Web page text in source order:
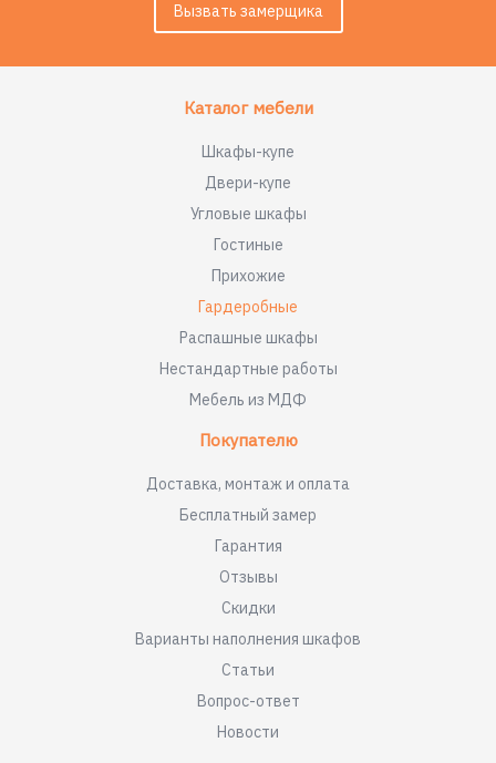
Вызвать замерщика
Каталог мебели
Шкафы-купе
Двери-купе
Угловые шкафы
Гостиные
Прихожие
Гардеробные
Распашные шкафы
Нестандартные работы
Мебель из МДФ
Покупателю
Доставка, монтаж и оплата
Бесплатный замер
Гарантия
Отзывы
Скидки
Варианты наполнения шкафов
Статьи
Вопрос-ответ
Новости